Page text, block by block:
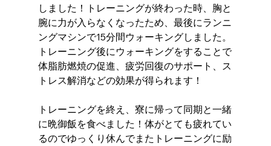
しました！トレーニングが終わった時、胸と
腕に力が入らなくなったため、最後にランニ
ングマシンで15分間ウォーキングしました。
トレーニング後にウォーキングをすることで
体脂肪燃焼の促進、疲労回復のサポート、ス
トレス解消などの効果が得られます！
トレーニングを終え、寮に帰って同期と一緒
に晩御飯を食べました！体がとても疲れてい
るのでゆっくり休んでまたトレーニングに励